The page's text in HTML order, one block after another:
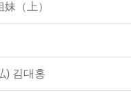
（上）
) 김대홍